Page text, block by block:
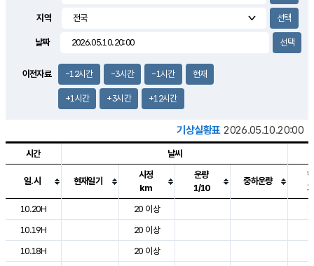
4.2m/s
지역
날짜
이전자료 -12시간 -3시간 -1시간 현재
+1시간 +3시간 +12시간
기상실황표 2026.05.10.20:00
도시별 기상실황표로 지점, 날씨, 기온, 강수, 바람, 기압등을 안내한 표입
시간 날씨
일.시 현재일기
시정
km
운량
1/10
중하운량
10.20H
20 이상
10.19H
20 이상
10.18H
20 이상